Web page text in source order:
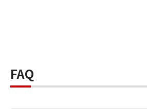
FAQ